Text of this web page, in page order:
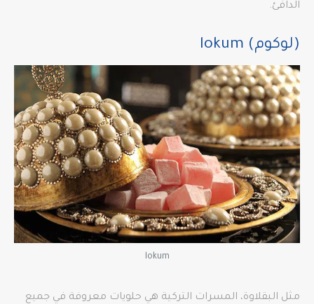
الدافئ.
(لوكوم) lokum
lokum
مثل البقلاوة، المسرات التركية هي حلويات معروفة في جميع